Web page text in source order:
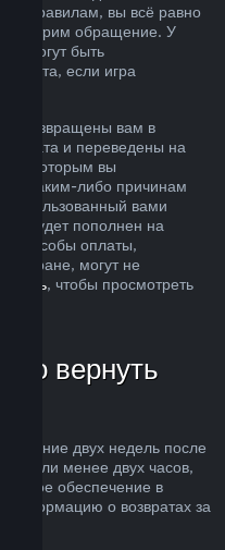
правилам, вы всё равно
обращение. У
могут быть
если игра
возвращены вам в
и переведены на
которым вы
по каким-либо причинам
использованный вами
будет пополнен на
способы оплаты,
стране, могут не
здесь, чтобы просмотреть
вернуть
течение двух недель после
менее двух часов,
обеспечение в
информацию о возвратах за